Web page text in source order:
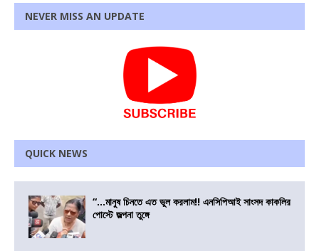
NEVER MISS AN UPDATE
QUICK NEWS
“…মানুষ চিনতে এত ভুল করলাম!! এনসিপিআই সাংসদ কাকলির
পোস্টে জল্পনা তুঙ্গে